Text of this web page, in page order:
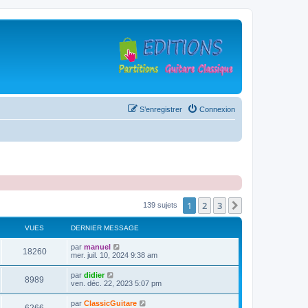
Connexion
S’enregistrer
139 sujets 1 2 3
VUES DERNIER MESSAGE
18260V
u
D
e
i
e
r
m
par manuel
mer. juil. 10, 2024 9:38 am
8989
u
D
e
par didier
ven. déc. 22, 2023 5:07 pm
D
par ClassicGuitare